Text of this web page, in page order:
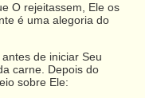
O rejeitassem, Ele os
é uma alegoria do
de iniciar Seu
carne. Depois do
sobre Ele: